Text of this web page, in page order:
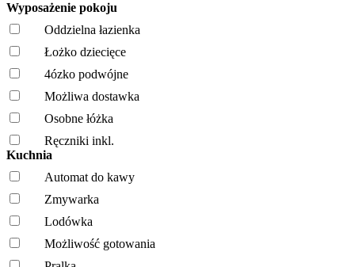
Wyposażenie pokoju
Oddzielna łazienka
Łożko dziecięce
4ózko podwójne
Możliwa dostawka
Osobne łóżka
Ręczniki inkl.
Kuchnia
Automat do kawy
Zmywarka
Lodówka
Możliwość gotowania